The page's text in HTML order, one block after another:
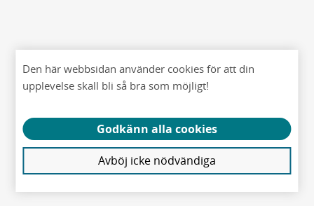
Den här webbsidan använder cookies för att din
upplevelse skall bli så bra som möjligt!
Godkänn alla cookies
Avböj icke nödvändiga